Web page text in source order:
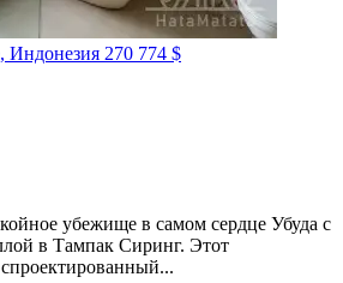
Индонезия 270 774 $
убежище в самом сердце Убуда с
в Тампак Сиринг. Этот